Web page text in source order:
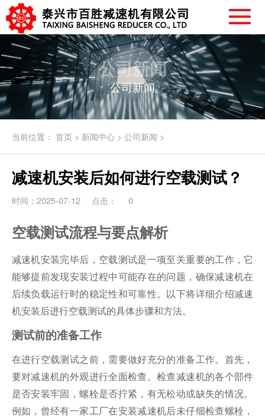
公司新闻
公司新闻
当前位置： 首页> 新闻中心> 公司新闻 >
减速机安装后如何进行空载测试？
时间：2025-07-12 点击： 0
空载测试流程与要点解析
减速机安装完毕后，空载测试是一项至关重要的工作，它
能够提前发现安装过程中可能存在的问题，确保减速机在
后续负载运行时的稳定性和可靠性。以下将详细介绍减速
机安装后进行空载测试的具体步骤和方法。
测试前的准备工作
在进行空载测试之前，需要做好充分的准备工作。首先，
要对减速机的外观进行全面检查。检查减速机的各个部件
是否安装牢固，螺栓是否拧紧，有无松动或缺失的情况。
例如，曾经有一家工厂在安装减速机后未仔细检查螺栓，